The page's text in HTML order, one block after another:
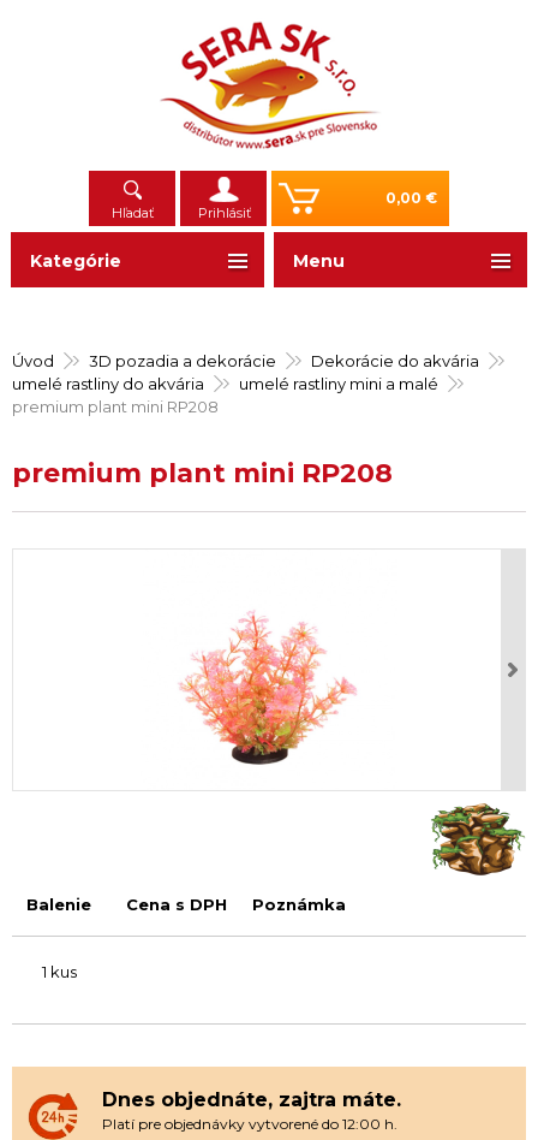
Hľadať Prihlásiť
0,00 €
Úvod 3D pozadia a dekorácie
Dekorácie do akvária
umelé rastliny do akvária
umelé rastliny mini a malé
premium plant mini RP208
premium plant mini RP208
Balenie Cena s DPH Poznámka
1 kus
Dnes objednáte, zajtra máte.
Platí pre objednávky vytvorené do 12:00 h.
Kategórie Menu